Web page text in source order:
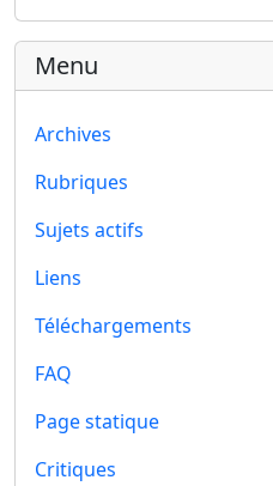
Menu
Archives
Rubriques
Sujets actifs
Liens
Téléchargements
FAQ
Page statique
Critiques